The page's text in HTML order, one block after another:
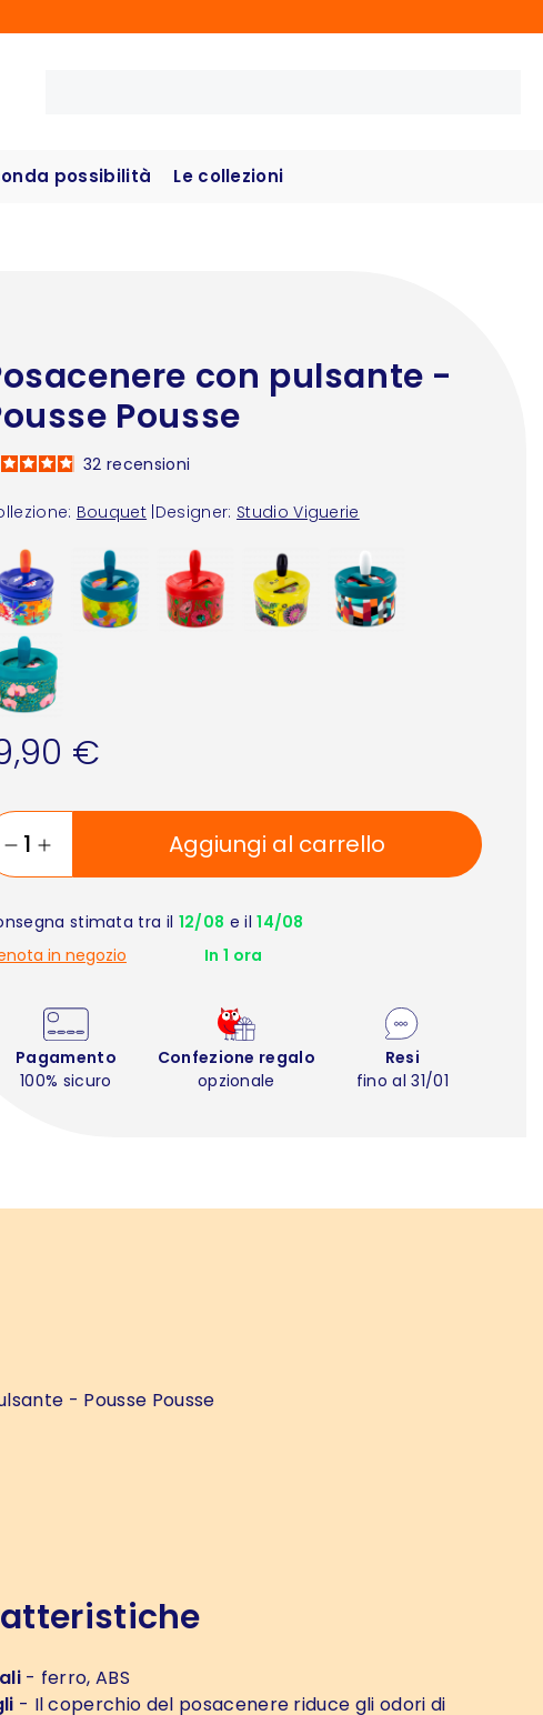
possibilità Le collezioni
con pulsante -
Pousse
Bouquet Designer: Studio Viguerie
32 recensioni
€
Aggiungi al carrello
stimata tra il 12/08 e il14/08
in negozio
In 1 ora
Pagamento
100% sicuro
Confezione regalo
opzionale
Resi
fino al 31/01
- ferro, ABS
- Il coperchio del posacenere riduce gli odori di